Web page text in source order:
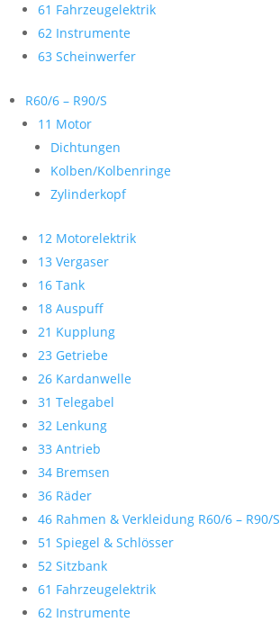
61 Fahrzeugelektrik
62 Instrumente
63 Scheinwerfer
R60/6 – R90/S
11 Motor
Dichtungen
Kolben/Kolbenringe
Zylinderkopf
12 Motorelektrik
13 Vergaser
16 Tank
18 Auspuff
21 Kupplung
23 Getriebe
26 Kardanwelle
31 Telegabel
32 Lenkung
33 Antrieb
34 Bremsen
36 Räder
46 Rahmen & Verkleidung R60/6 – R90/S
51 Spiegel & Schlösser
52 Sitzbank
61 Fahrzeugelektrik
62 Instrumente